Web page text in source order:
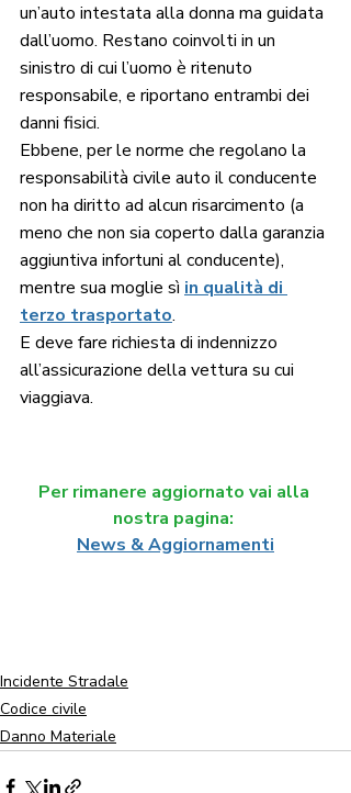
un’auto intestata alla donna ma guidata
dall’uomo. Restano coinvolti in un
sinistro di cui l’uomo è ritenuto
responsabile, e riportano entrambi dei
danni fisici.
Ebbene, per le norme che regolano la
responsabilità civile auto il conducente
non ha diritto ad alcun risarcimento (a
meno che non sia coperto dalla garanzia
aggiuntiva infortuni al conducente),
mentre sua moglie sì in qualità di
terzo trasportato.
E deve fare richiesta di indennizzo
all’assicurazione della vettura su cui
viaggiava.
Per rimanere aggiornato vai alla
nostra pagina:
News & Aggiornamenti
Incidente Stradale
Codice civile
Danno Materiale